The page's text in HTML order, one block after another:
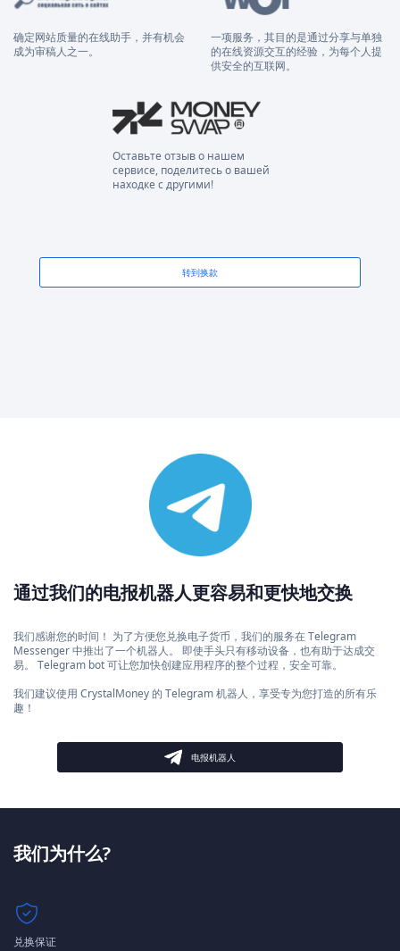
确定网站质量的在线助手，并有机会
成为审稿人之一。
一项服务，其目的是通过分享与单独
的在线资源交互的经验，为每个人提
供安全的互联网。
Оставьте отзыв о нашем
сервисе, поделитесь о вашей
находке с другими!
转到换款
通过我们的电报机器人更容易和更快地交换
我们感谢您的时间！ 为了方便您兑换电子货币，我们的服务在 Telegram
Messenger 中推出了一个机器人。 即使手头只有移动设备，也有助于达成交
易。 Telegram bot 可让您加快创建应用程序的整个过程，安全可靠。
我们建议使用 CrystalMoney 的 Telegram 机器人，享受专为您打造的所有乐
趣！
电报机器人
我们为什么?
兑换保证